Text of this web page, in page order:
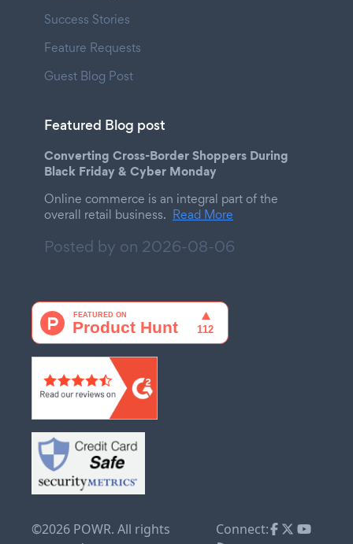
Success Stories
Feature Requests
Guest Blog Post
Featured Blog post
Converting Cross-Border Shoppers During
Black Friday & Cyber Monday
Online commerce is an integral part of the
overall retail business. Read More
Posted by on 2026-08-06
©2026 POWR. All rights
Connect: